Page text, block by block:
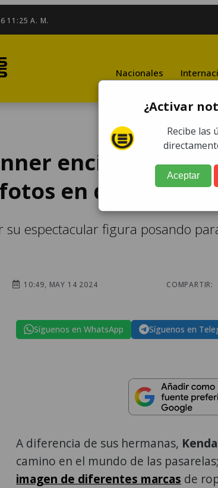
11:25 A. M.
Nacionales
enciende las
en diminuto
su espectacular figura posando
10:49, MAY 14 2024 COMPARTIR:
Síguenos en WhatsApp Síguenos en
A diferencia de sus hermanas,
camino en el mundo de las
imagen de diferentes marcas de
¿Activar
Recibe las
Aceptar